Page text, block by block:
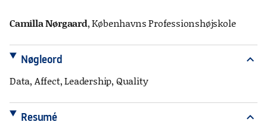
Camilla Nørgaard, Københavns Professionshøjskole
Nøgleord expand_more
Data, Affect, Leadership, Quality
Resumé expand_more